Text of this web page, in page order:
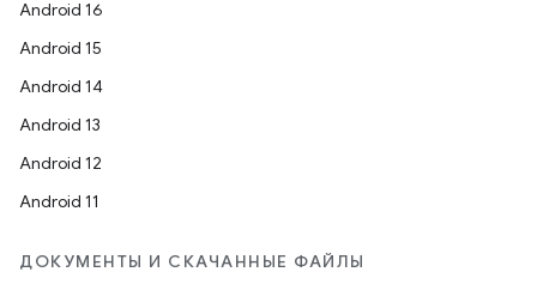
Android 16
Android 15
Android 14
Android 13
Android 12
Android 11
ДОКУМЕНТЫ И СКАЧАННЫЕ ФАЙЛЫ